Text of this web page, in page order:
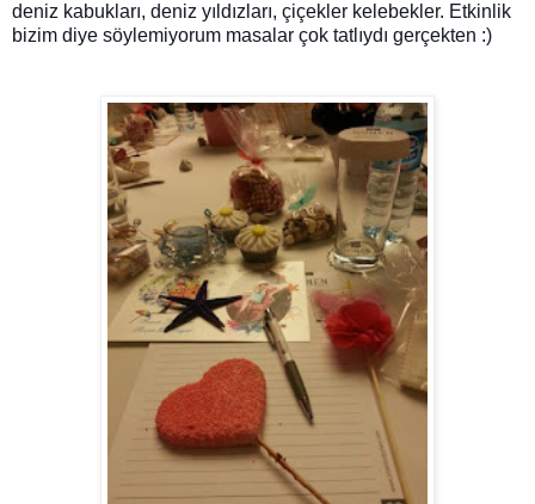
deniz kabukları, deniz yıldızları, çiçekler kelebekler. Etkinlik
bizim diye söylemiyorum masalar çok tatlıydı gerçekten :)